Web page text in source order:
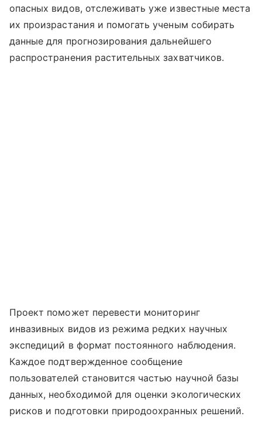
опасных видов, отслеживать уже известные места
их произрастания и помогать ученым собирать
данные для прогнозирования дальнейшего
распространения растительных захватчиков.
Проект поможет перевести мониторинг
инвазивных видов из режима редких научных
экспедиций в формат постоянного наблюдения.
Каждое подтвержденное сообщение
пользователей становится частью научной базы
данных, необходимой для оценки экологических
рисков и подготовки природоохранных решений.